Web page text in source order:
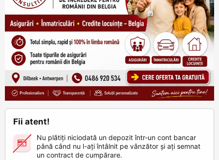
Fii atent!
Nu plătiți niciodată un depozit într-un cont bancar
până când nu l-ați întâlnit pe vânzător și ați semnat
un contract de cumpărare.